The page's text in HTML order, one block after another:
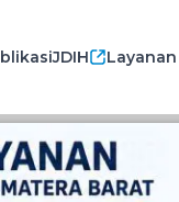
JDIH Layanan